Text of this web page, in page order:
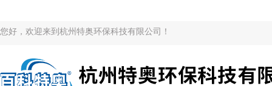
您好，欢迎来到杭州特奥环保科技有限公司！